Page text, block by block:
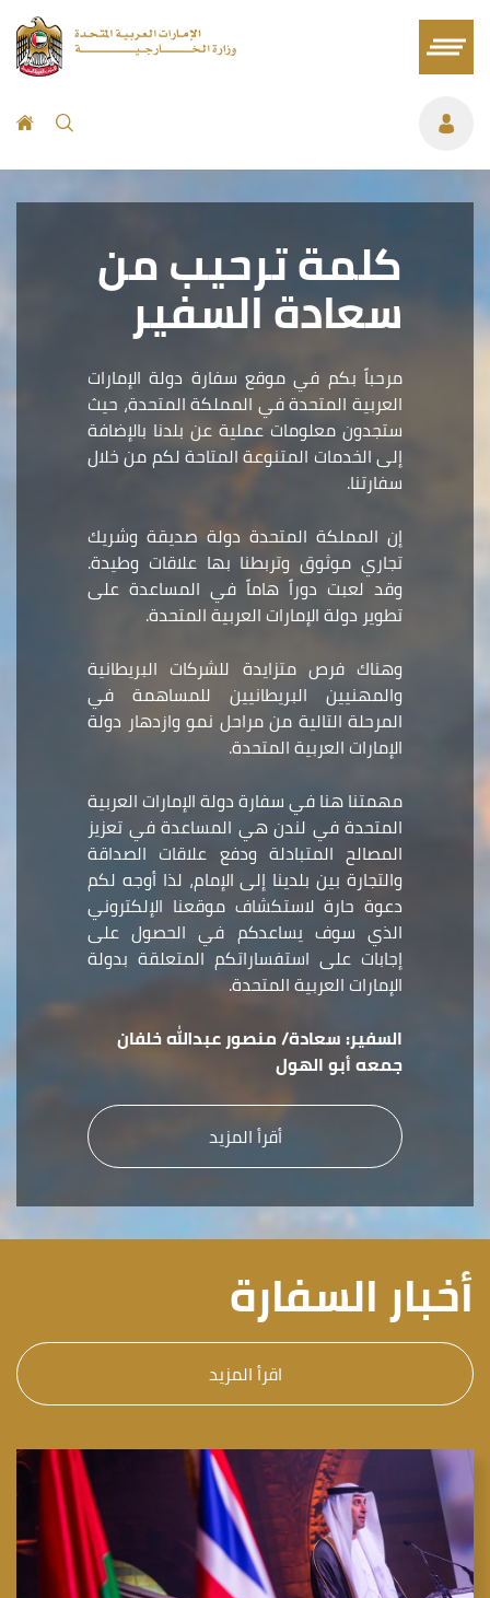
كلمة ترحيب من
سعادة السفير
مرحباً بكم في موقع سفارة دولة الإمارات
العربية المتحدة في المملكة المتحدة، حيث
ستجدون معلومات عملية عن بلدنا بالإضافة
إلى الخدمات المتنوعة المتاحة لكم من خلال
سفارتنا.
إن المملكة المتحدة دولة صديقة وشريك
تجاري موثوق وتربطنا بها علاقات وطيدة.
وقد لعبت دوراً هاماً في المساعدة على
تطوير دولة الإمارات العربية المتحدة.
وهناك فرص متزايدة للشركات البريطانية
والمهنيين البريطانيين للمساهمة في
المرحلة التالية من مراحل نمو وازدهار دولة
الإمارات العربية المتحدة.
مهمتنا هنا في سفارة دولة الإمارات العربية
المتحدة في لندن هي المساعدة في تعزيز
المصالح المتبادلة ودفع علاقات الصداقة
والتجارة بين بلدينا إلى الإمام، لذا أوجه لكم
دعوة حارة لاستكشاف موقعنا الإلكتروني
الذي سوف يساعدكم في الحصول على
إجابات على استفساراتكم المتعلقة بدولة
الإمارات العربية المتحدة.
السفير: سعادة/ منصور عبدالله خلفان
جمعه أبو الهول
أقرأ المزيد
أخبار السفارة
اقرأ المزيد